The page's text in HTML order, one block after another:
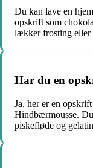
Du kan lave en
opskrift som
lækker frosting eller
Har du en
Ja, her er en
Hindbærmousse.
piskefløde og